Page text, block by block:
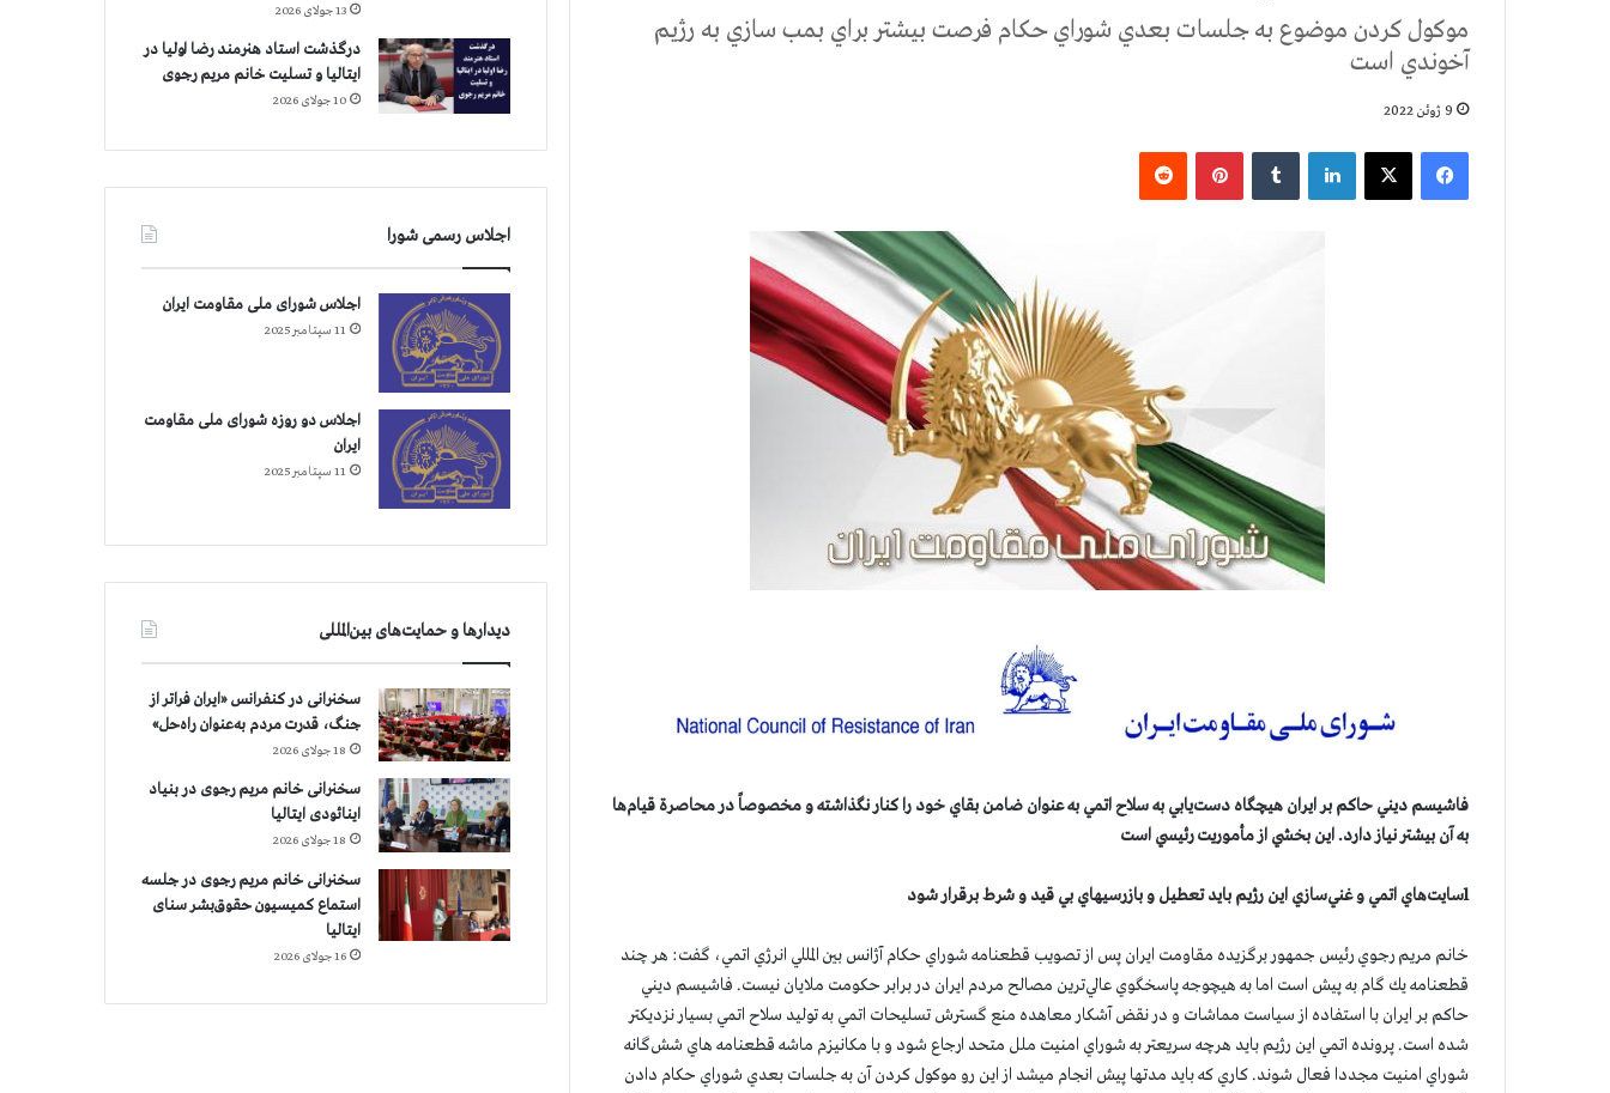
موكول كردن موضوع به جلسات بعدي شوراي حكام فرصت بيشتر براي بمب سازي به رژيم
آخوندي است
9 ژوئن 2022
فیس بوک X ‫پین‌ترست
فاشيسم ديني حاكم بر ايران هيچگاه دست‌يابي به سلاح اتمي به عنوان ضامن بقاي خود را كنار نگذاشته و مخصوصاً در محاصرة قيام‌ها
به آن بيشتر نياز دارد. اين بخشي از مأموريت رئيسي است
lسايت‌هاي اتمي و غني‌سازي اين رژيم بايد تعطيل و بازرسيهاي بي قيد و شرط برقرار شود
خانم مريم رجوي رئيس جمهور برگزيده مقاومت ايران پس از تصويب قطعنامه شوراي حكام آژانس بين المللي انرژي اتمي، گفت: هر چند
قطعنامه يك گام به پيش است اما به هيچوجه پاسخگوي عالي‌ترين مصالح مردم ايران در برابر حكومت ملايان نيست. فاشيسم ديني
حاكم بر ايران با استفاده از سياست مماشات و در نقض آشكار معاهده منع گسترش تسليحات اتمي به توليد سلاح اتمي بسيار نزديكتر
شده است. پرونده اتمي اين رژيم بايد هرچه سريعتر به شوراي امنيت ملل متحد ارجاع شود و با مكانيزم ماشه قطعنامه هاي شش‌گانه
شوراي امنيت مجددا فعال شوند. كاري كه بايد مدتها پيش انجام ميشد از اين رو موكول كردن آن به جلسات بعدي شوراي حكام دادن
13 جولای 2026
درگذشت استاد هنرمند رضا اولیا در
ایتالیا و تسلیت خانم مریم رجوی
10 جولای 2026
اجلاس رسمی شورا
اجلاس شورای ملی مقاومت ایران
11 سپتامبر 2025
اجلاس دو روزه شورای ملی مقاومت
ایران
11 سپتامبر 2025
دیدارها و حمایت‌های بین‌المللی
سخنرانی در کنفرانس «ایران فراتر از
جنگ، قدرت مردم به‌عنوان راه‌حل»
18 جولای 2026
سخنرانی خانم مریم رجوی در بنیاد
اینائودی ایتالیا
18 جولای 2026
سخنرانی خانم مریم رجوی در جلسه
استماع کمیسیون حقوق‌بشر سنای
ایتالیا
16 جولای 2026